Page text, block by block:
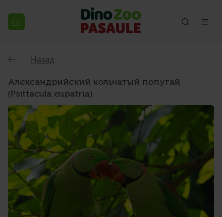
Назад
Александрийский кольчатый попугай
(Psittacula eupatria)